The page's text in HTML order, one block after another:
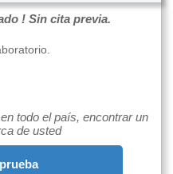
! Sin cita previa.
todo el país, encontrar un
de usted